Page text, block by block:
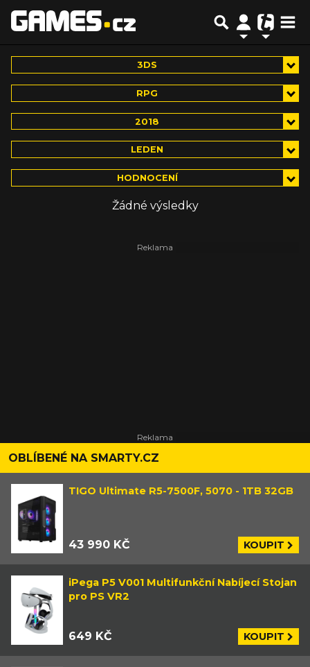
3DS
RPG
2018
LEDEN
HODNOCENÍ
Žádné výsledky
OBLÍBENÉ NA SMARTY.CZ
TIGO Ultimate R5-7500F, 5070 - 1TB 32GB
43 990 KČ KOUPIT
iPega P5 V001 Multifunkční Nabíjecí Stojan
pro PS VR2
649 KČ KOUPIT